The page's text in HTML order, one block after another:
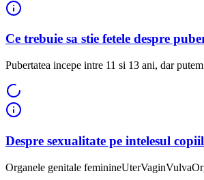
Ce trebuie sa stie fetele despre
Pubertatea incepe intre 11 si 13 ani, dar
Despre sexualitate pe intelesul
Organele genitale